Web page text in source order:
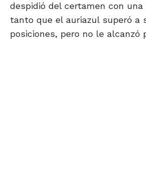
despidió del certamen con una
tanto que el auriazul superó a
posiciones, pero no le alcanzó